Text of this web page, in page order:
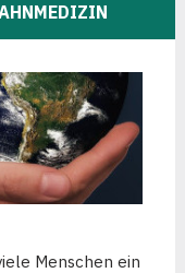
Menschen ein